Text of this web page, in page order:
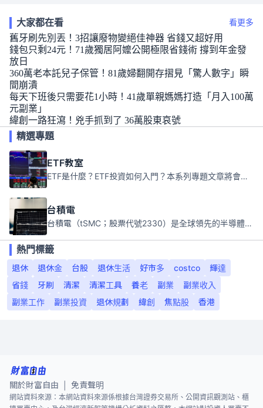
大家都在看 看更多
舊牙刷先別丟！3招讓廢物變絕佳神器 省錢又超好用
錢包只剩24元！71歲獨居阿嬤公開極限省錢術 撐到年金發
放日
360萬老本託兒子保管！81歲婦翻開存摺見「驚人數字」瞬
間崩潰
每天下班後只需要花1小時！41歲單親媽媽打造「月入100萬
元副業」
緯創一路狂瀉！兇手抓到了 36萬股東哀號
精選專題
ETF教室
ETF是什麼？ETF投資如何入門？本系列專題文章將會告訴你新手必須知道的ETF基礎知識。
台積電
台積電（tSMC；股票代號2330）是全球領先的半導體代工公司，成立於1987年，總部位於台灣新竹。且已於美國、日本、德國及中國設廠，台積電是全球首家專業積體電路製造服務公司，也是全球最先進和最大規模的半導體代工廠。
熱門標籤
退休
退休金 台股 退休生活 好市多 costco
輝達
省錢
牙刷 清潔 清潔工具 養老 副業
副業收入
副業工作
副業投資 退休規劃 緯創 焦點股 香港
關於財富自由 免責聲明
網站資料來源：本網站資料來源係根據台灣證券交易所、公開資訊觀測站、櫃